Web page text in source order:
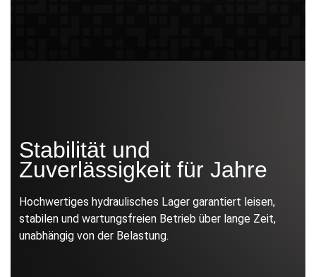
Stabilität und
Zuverlässigkeit für Jahre
Hochwertiges hydraulisches Lager garantiert leisen,
stabilen und wartungsfreien Betrieb über lange Zeit,
unabhängig von der Belastung.